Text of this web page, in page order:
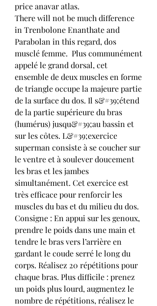
price anavar atlas.
There will not be much difference
in Trenbolone Enanthate and
Parabolan in this regard, dos
musclé femme.  Plus communément
appelé le grand dorsal, cet
ensemble de deux muscles en forme
de triangle occupe la majeure partie
de la surface du dos. Il s&#39;étend
de la partie supérieure du bras
(humérus) jusqu&#39;au bassin et
sur les côtes. L&#39;exercice
superman consiste à se coucher sur
le ventre et à soulever doucement
les bras et les jambes
simultanément. Cet exercice est
très efficace pour renforcir les
muscles du bas et du milieu du dos.
Consigne : En appui sur les genoux,
prendre le poids dans une main et
tendre le bras vers l’arrière en
gardant le coude serré le long du
corps. Réalisez 20 répétitions pour
chaque bras. Plus difficile : prenez
un poids plus lourd, augmentez le
nombre de répétitions, réalisez le